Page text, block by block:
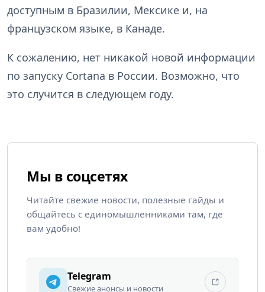
доступным в Бразилии, Мексике и, на
французском языке, в Канаде.
К сожалению, нет никакой новой информации
по запуску Cortana в России. Возможно, что
это случится в следующем году.
Мы в соцсетях
Читайте свежие новости, полезные гайды и
общайтесь с единомышленниками там, где
вам удобно!
Telegram
Свежие анонсы и новости